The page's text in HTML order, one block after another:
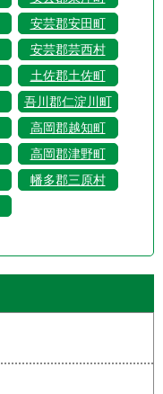
安芸郡安田町
安芸郡芸西村
土佐郡土佐町
吾川郡仁淀川町
高岡郡越知町
高岡郡津野町
幡多郡三原村